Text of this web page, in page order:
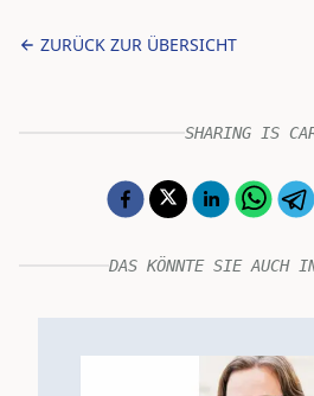
ZURÜCK ZUR ÜBERSICHT
SHARING IS
DAS KÖNNTE SIE AUCH